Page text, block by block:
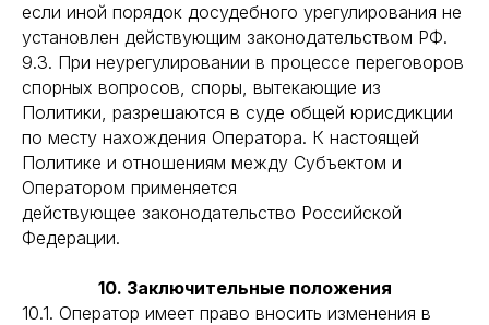
если иной порядок досудебного урегулирования не
установлен действующим законодательством РФ.
9.3. При неурегулировании в процессе переговоров
спорных вопросов, споры, вытекающие из
Политики, разрешаются в суде общей юрисдикции
по месту нахождения Оператора. К настоящей
Политике и отношениям между Субъектом и
Оператором применяется
действующее законодательство Российской
Федерации.
10. Заключительные положения
10.1. Оператор имеет право вносить изменения в